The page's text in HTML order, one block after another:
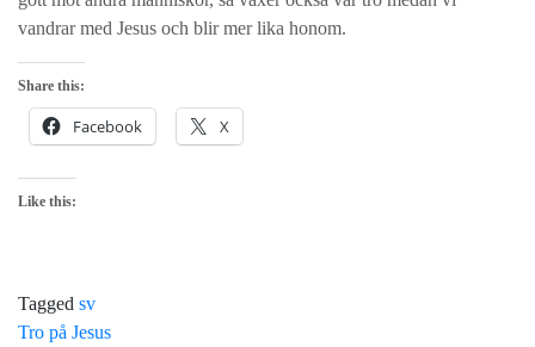
vandrar med Jesus och blir mer lika honom.
Share this:
Facebook X
Like this:
Tagged sv
Tro på Jesus